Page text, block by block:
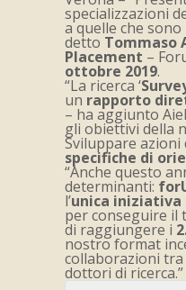
specializzazioni
a quelle che
detto Tommaso
Placement –
ottobre 2019.
“La ricerca ‘
un rapporto
– ha aggiunto
gli obiettivi della
Sviluppare azioni
specifiche di
“Anche questo
determinanti:
l’unica iniziativa
per conseguire il
di raggiungere i
nostro format
collaborazioni
dottori di ricerca.”